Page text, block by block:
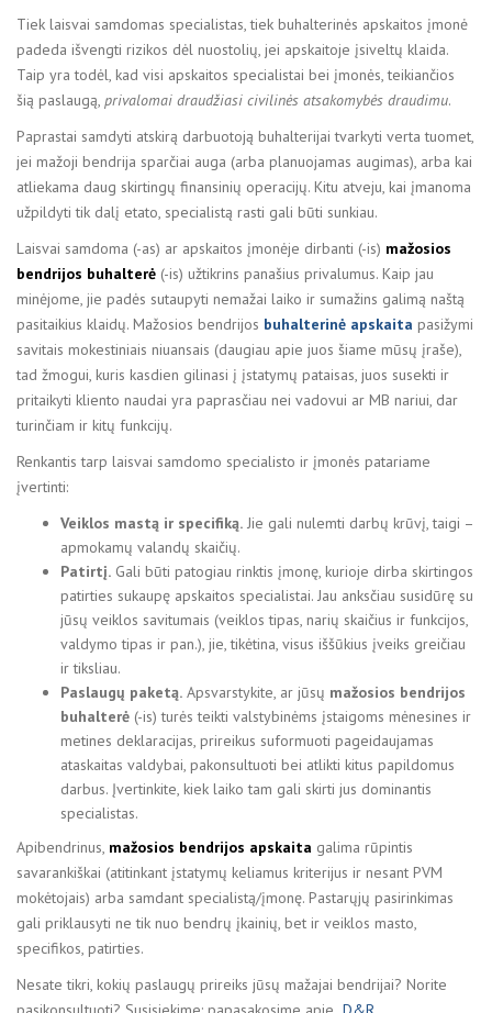
Tiek laisvai samdomas specialistas, tiek buhalterinės apskaitos įmonė
padeda išvengti rizikos dėl nuostolių, jei apskaitoje įsiveltų klaida.
Taip yra todėl, kad visi apskaitos specialistai bei įmonės, teikiančios
šią paslaugą, privalomai draudžiasi civilinės atsakomybės draudimu.
Paprastai samdyti atskirą darbuotoją buhalterijai tvarkyti verta tuomet,
jei mažoji bendrija sparčiai auga (arba planuojamas augimas), arba kai
atliekama daug skirtingų finansinių operacijų. Kitu atveju, kai įmanoma
užpildyti tik dalį etato, specialistą rasti gali būti sunkiau.
Laisvai samdoma (-as) ar apskaitos įmonėje dirbanti (-is) mažosios
bendrijos buhalterė (-is) užtikrins panašius privalumus. Kaip jau
minėjome, jie padės sutaupyti nemažai laiko ir sumažins galimą naštą
pasitaikius klaidų. Mažosios bendrijos buhalterinė apskaita pasižymi
savitais mokestiniais niuansais (daugiau apie juos šiame mūsų įraše),
tad žmogui, kuris kasdien gilinasi į įstatymų pataisas, juos susekti ir
pritaikyti kliento naudai yra paprasčiau nei vadovui ar MB nariui, dar
turinčiam ir kitų funkcijų.
Renkantis tarp laisvai samdomo specialisto ir įmonės patariame
įvertinti:
Veiklos mastą ir specifiką. Jie gali nulemti darbų krūvį, taigi –
apmokamų valandų skaičių.
Patirtį. Gali būti patogiau rinktis įmonę, kurioje dirba skirtingos
patirties sukaupę apskaitos specialistai. Jau anksčiau susidūrę su
jūsų veiklos savitumais (veiklos tipas, narių skaičius ir funkcijos,
valdymo tipas ir pan.), jie, tikėtina, visus iššūkius įveiks greičiau
ir tiksliau.
Paslaugų paketą. Apsvarstykite, ar jūsų mažosios bendrijos
buhalterė (-is) turės teikti valstybinėms įstaigoms mėnesines ir
metines deklaracijas, prireikus suformuoti pageidaujamas
ataskaitas valdybai, pakonsultuoti bei atlikti kitus papildomus
darbus. Įvertinkite, kiek laiko tam gali skirti jus dominantis
specialistas.
Apibendrinus, mažosios bendrijos apskaita galima rūpintis
savarankiškai (atitinkant įstatymų keliamus kriterijus ir nesant PVM
mokėtojais) arba samdant specialistą/įmonę. Pastarųjų pasirinkimas
gali priklausyti ne tik nuo bendrų įkainių, bet ir veiklos masto,
specifikos, patirties.
Nesate tikri, kokių paslaugų prireiks jūsų mažajai bendrijai? Norite